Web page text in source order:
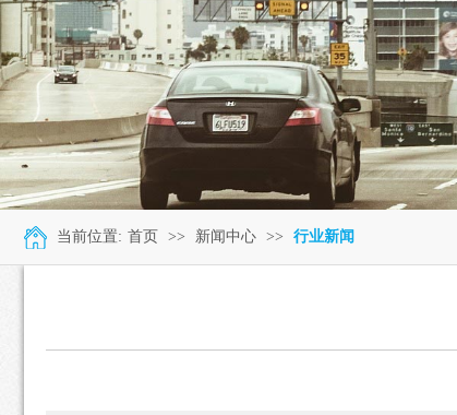
当前位置: 首页 >> 新闻中心 >> 行业新闻